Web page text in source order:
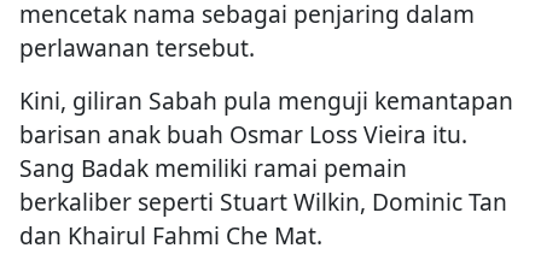
mencetak nama sebagai penjaring dalam
perlawanan tersebut.
Kini, giliran Sabah pula menguji kemantapan
barisan anak buah Osmar Loss Vieira itu.
Sang Badak memiliki ramai pemain
berkaliber seperti Stuart Wilkin, Dominic Tan
dan Khairul Fahmi Che Mat.